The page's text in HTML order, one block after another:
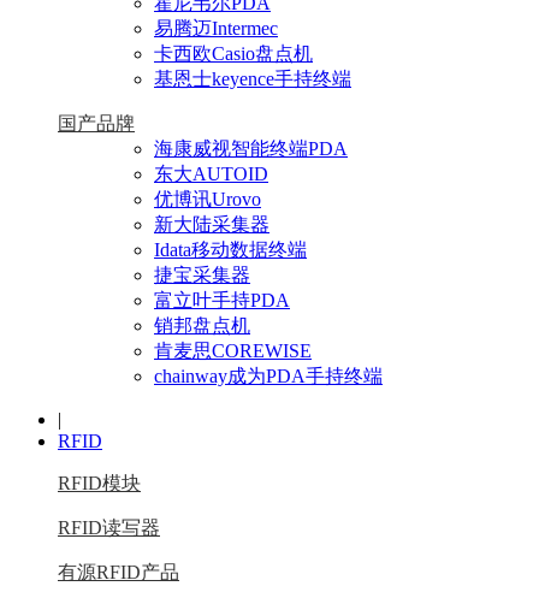
易腾迈Intermec
卡西欧Casio盘点机
基恩士keyence手持终端
国产品牌
海康威视智能终端PDA
东大AUTOID
优博讯Urovo
新大陆采集器
Idata移动数据终端
捷宝采集器
富立叶手持PDA
销邦盘点机
肯麦思COREWISE
chainway成为PDA手持终端
|
RFID
RFID模块
RFID读写器
有源RFID产品